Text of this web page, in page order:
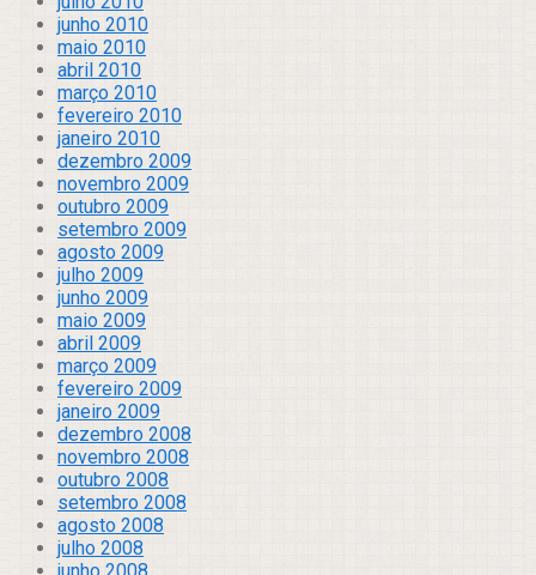
junho 2010
maio 2010
abril 2010
março 2010
fevereiro 2010
janeiro 2010
dezembro 2009
novembro 2009
outubro 2009
setembro 2009
agosto 2009
julho 2009
junho 2009
maio 2009
abril 2009
março 2009
fevereiro 2009
janeiro 2009
dezembro 2008
novembro 2008
outubro 2008
setembro 2008
agosto 2008
julho 2008
junho 2008